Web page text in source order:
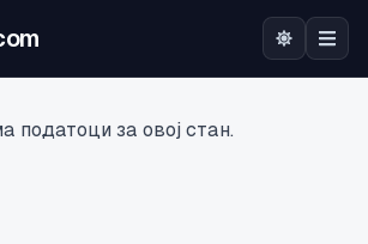
податоци за овој стан.